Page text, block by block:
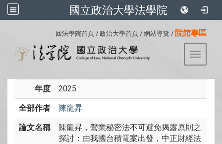
國立政治大學法學院
回法學院首頁 / 政治大學首頁 / 網站導覽 / 院館專區
Toggle
年度 2025
全部作者 陳龍昇
論文名稱
陳龍昇，營業秘密法不可避免揭露原則之
探討：由我國台積電案出發，中正財經法